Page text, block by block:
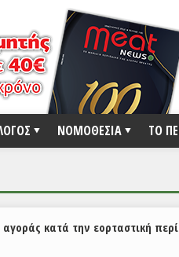
ΝΟΜΟΘΕΣΙΑ ΤΟ
κατά την εορταστική